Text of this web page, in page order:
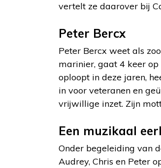
vertelt ze daarover bij
Peter Bercx
Peter Bercx weet als
marinier, gaat 4 keer op
oploopt in deze jaren,
in voor veteranen en
vrijwillige inzet. Zijn
Een muzikaal
Onder begeleiding van
Audrey, Chris en Peter